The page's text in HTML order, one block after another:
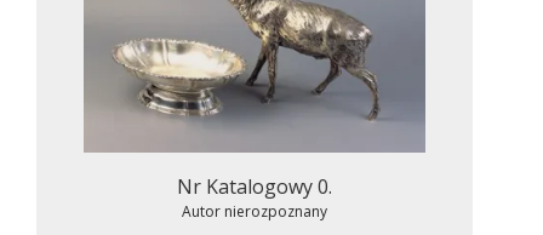
Nr Katalogowy 0.
Autor nierozpoznany